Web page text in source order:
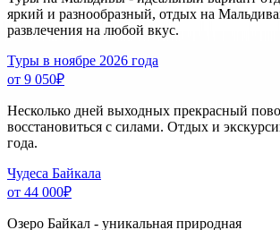
яркий и разнообразный, отдых на
развлечения на любой вкус.
Туры в ноябре 2026 года
от 9 050₽
Несколько дней выходных прекрасный
восстановиться с силами. Отдых и
года.
Чудеса Байкала
от 44 000₽
Озеро Байкал - уникальная природная